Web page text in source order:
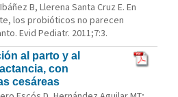
B, Llerena Santa Cruz E. En
los probióticos no parecen
Evid Pediatr. 2011;7:3.
al parto y al
con
cesáreas